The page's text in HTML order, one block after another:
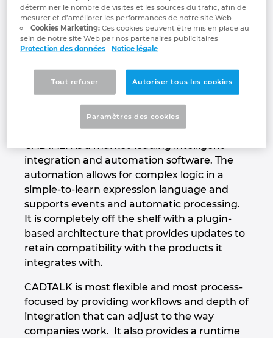
CADTALK
CADTALK is a market-leading intelligent
integration and automation software. The
automation allows for complex logic in a
simple-to-learn expression language and
supports events and automatic processing.
It is completely off the shelf with a plugin-
based architecture that provides updates to
retain compatibility with the products it
integrates with.
CADTALK is most flexible and most process-
focused by providing workflows and depth of
integration that can adjust to the way
companies work. It also provides a runtime
Industrie maritime
Technologie du bâtiment
Rapports utilisateurs
Automatisation des bâtiments
Configuration
EPLAN integration pour ERP, PDM et PLM
EPLAN Data Portal
EPLAN Education pour les écoles
EPLAN Education pour les étudiants
Contact
Trust Center
Brunei
Bulgaria
Canada
China Taiwan
Colombia
Croatia
Czech Republic
Denmark
Finland
déterminer le nombre de visites et les sources du trafic, afin de
mesurer et d’améliorer les performances de notre site Web
Cookies Marketing:Ces cookies peuvent être mis en place au
sein de notre site Web par nos partenaires publicitaires
Protection des données Notice légale
Tout refuser Autoriser tous les cookies
Paramètres des cookies